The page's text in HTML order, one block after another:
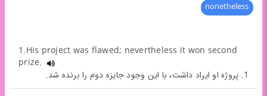
nonetheless
1.His project was flawed; nevertheless it won second
prize.
1. پروژه او ایراد داشت، با این وجود جایزه دوم را برنده شد.